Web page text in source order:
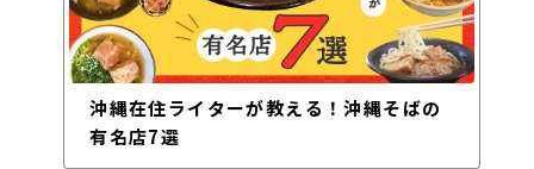
沖縄在住ライターが教える！沖縄そばの
有名店7選